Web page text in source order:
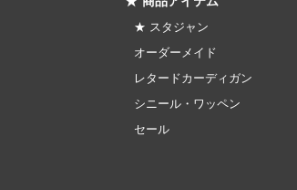
★ スタジャン
オーダーメイド
レタードカーディガン
シニール・ワッペン
セール